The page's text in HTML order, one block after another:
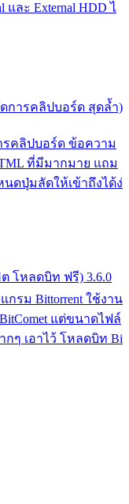
และ External HDD ไ
ดการคลิปบอร์ด สุดล้ำ)
รคลิปบอร์ด ข้อความ
ที่มีมากมาย แถม
นดปุ่มลัดให้เข้าถึงได้ง่
ต โหลดบิท ฟรี) 3.6.0
กรม Bittorrent ใช้งาน
แต่ขนาดไฟล์
กๆ เอาไว้ โหลดบิท Bi